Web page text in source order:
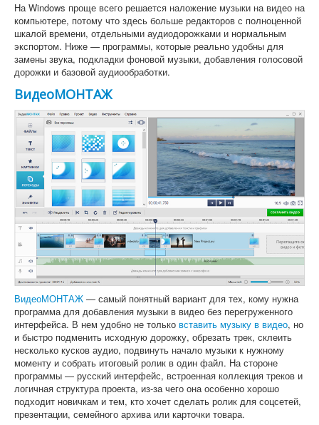
На Windows проще всего решается наложение музыки на видео на
компьютере, потому что здесь больше редакторов с полноценной
шкалой времени, отдельными аудиодорожками и нормальным
экспортом. Ниже — программы, которые реально удобны для
замены звука, подкладки фоновой музыки, добавления голосовой
дорожки и базовой аудиообработки.
ВидеоМОНТАЖ
ВидеоМОНТАЖ — самый понятный вариант для тех, кому нужна
программа для добавления музыки в видео без перегруженного
интерфейса. В нем удобно не только вставить музыку в видео, но
и быстро подменить исходную дорожку, обрезать трек, склеить
несколько кусков аудио, подвинуть начало музыки к нужному
моменту и собрать итоговый ролик в один файл. На стороне
программы — русский интерфейс, встроенная коллекция треков и
логичная структура проекта, из-за чего она особенно хорошо
подходит новичкам и тем, кто хочет сделать ролик для соцсетей,
презентации, семейного архива или карточки товара.